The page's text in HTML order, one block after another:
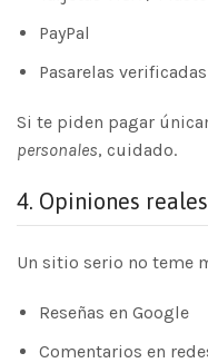
PayPal
Pasarelas
Si te piden pagar
personales, cuidado.
4. Opiniones
Un sitio serio no teme
Reseñas en Google
Comentarios en